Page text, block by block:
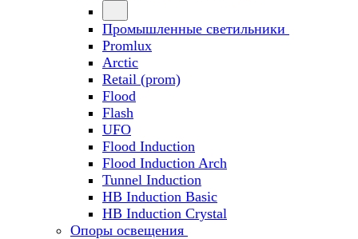
Промышленные светильники
Promlux
Arctic
Retail (prom)
Flood
Flash
UFO
Flood Induction
Flood Induction Arch
Tunnel Induction
HB Induction Basic
HB Induction Crystal
Опоры освещения